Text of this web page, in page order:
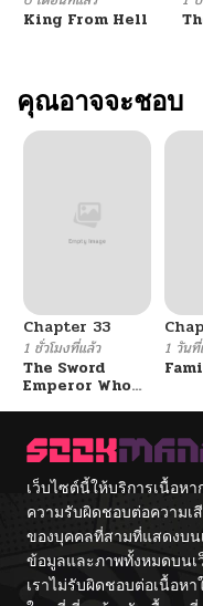
ตอนที่ 115
ตอนที่ 114
ตอนที่ 110.1
ตอนที่ 110
ตอนที่ 109
ตอนที่ 108
ตอนที่ 107
King From Hell
คุณอาจจะชอบ
Chapter 33
1 ชั่วโมงที่แล้ว
The Sword
Emperor Who
จักรพรรดิเทพดาบ
ผงาดเหนือชาติภพ
1 วัน
เว็บไซต์นี้ให้บริการเนื้อห
ความรับผิดชอบต่อความเ
ของบุคคลที่สามที่แสดงบน
ข้อมูลและภาพทั้งหมดบนเ
เราไม่รับผิดชอบต่อเนื้อ